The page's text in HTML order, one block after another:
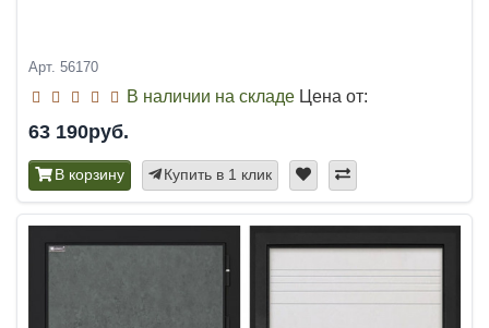
Арт. 56170
В наличии на складе Цена от:
63 190руб.
В корзину Купить в 1 клик